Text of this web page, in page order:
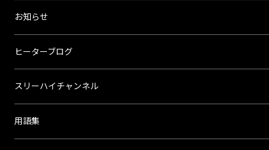
お知らせ
ヒーターブログ
スリーハイチャンネル
用語集